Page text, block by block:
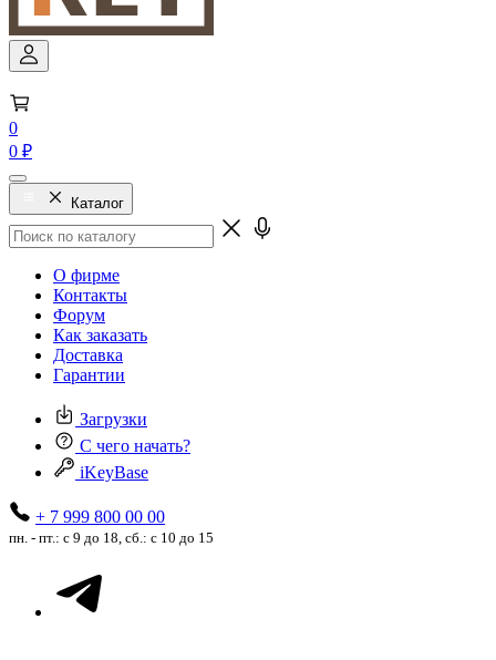
0
0 ₽
Каталог
О фирме
Контакты
Форум
Как заказать
Доставка
Гарантии
Загрузки
С чего начать?
iKeyBase
+ 7 999 800 00 00
пн. - пт.: с 9 до 18, сб.: с 10 до 15